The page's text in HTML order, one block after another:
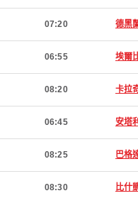
07:20 德黑
06:55 埃爾
08:20 卡拉
06:45 安塔
08:25 巴格
08:30 比什